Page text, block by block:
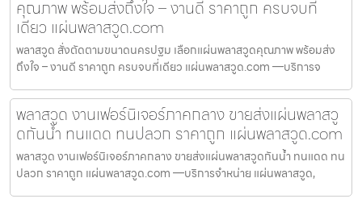
คุณภาพ พร้อมส่งถึงใจ – งานดี ราคาถูก ครบจบที่
เดียว แผ่นพลาสวูด.com
พลาสวูด สั่งตัดตามขนาดนครปฐม เลือกแผ่นพลาสวูดคุณภาพ พร้อมส่ง
ถึงใจ – งานดี ราคาถูก ครบจบที่เดียว แผ่นพลาสวูด.com —บริการจ
พลาสวูด งานเฟอร์นิเจอร์ภาคกลาง ขายส่งแผ่นพลาสวู
ดกันน้ำ ทนแดด ทนปลวก ราคาถูก แผ่นพลาสวูด.com
พลาสวูด งานเฟอร์นิเจอร์ภาคกลาง ขายส่งแผ่นพลาสวูดกันน้ำ ทนแดด ทน
ปลวก ราคาถูก แผ่นพลาสวูด.com —บริการจำหน่าย แผ่นพลาสวูด,